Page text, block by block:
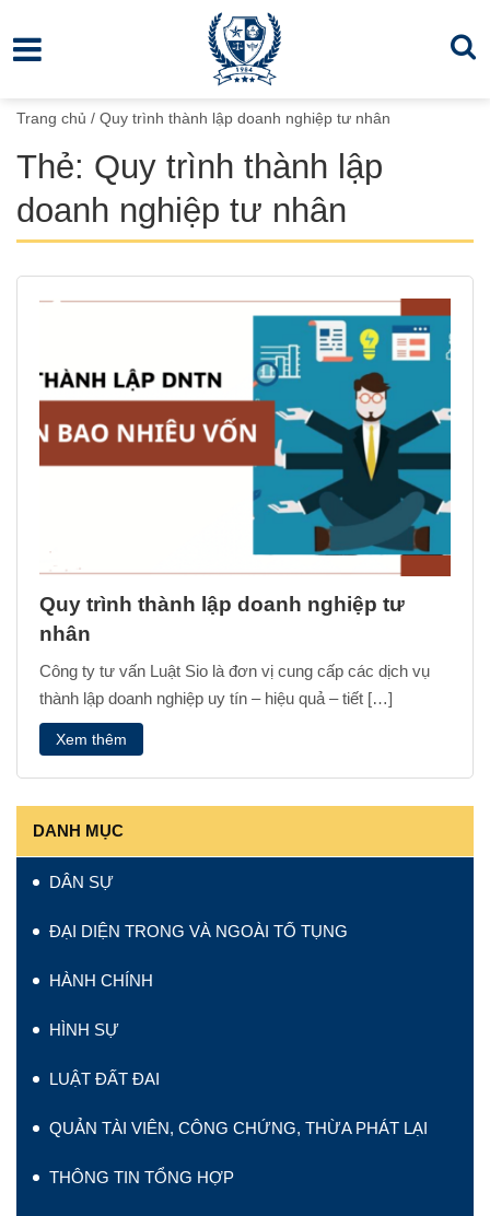
Trang chủ / Quy trình thành lập doanh nghiệp tư nhân
Thẻ: Quy trình thành lập
doanh nghiệp tư nhân
Quy trình thành lập doanh nghiệp tư
nhân
Công ty tư vấn Luật Sio là đơn vị cung cấp các dịch vụ
thành lập doanh nghiệp uy tín – hiệu quả – tiết […]
Xem thêm
DANH MỤC
DÂN SỰ
ĐẠI DIỆN TRONG VÀ NGOÀI TỐ TỤNG
HÀNH CHÍNH
HÌNH SỰ
LUẬT ĐẤT ĐAI
QUẢN TÀI VIÊN, CÔNG CHỨNG, THỪA PHÁT LẠI
THÔNG TIN TỔNG HỢP